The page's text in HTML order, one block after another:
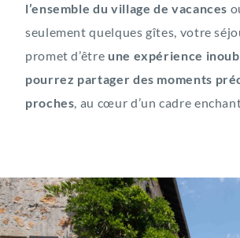
l’ensemble du village de vacances
seulement quelques gîtes, votre
promet d’être une expérience
pourrez partager des moments
proches, au cœur d’un cadre